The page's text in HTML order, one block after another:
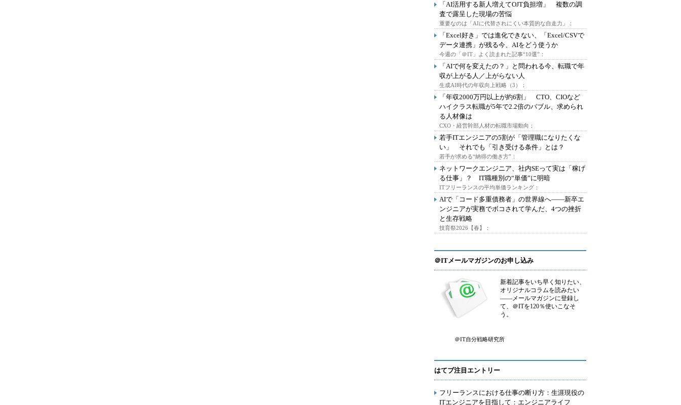
「AI活用する新人増えてOJT負担増」 複数の調
査で露呈した現場の苦悩
重要なのは「AIに代替されにくい本質的な自走力」：
「Excel好き」では進化できない、「Excel/CSVで
データ連携」が残る今、AIをどう使うか
今週の「＠IT」よく読まれた記事“10選”：
「AIで何を変えたの？」と問われる今、転職で年
収が上がる人／上がらない人
生成AI時代の年収向上戦略（3）：
「年収2000万円以上が約6割」 CTO、CIOなど
ハイクラス転職が5年で2.2倍のバブル、求められ
る人材像は
CXO・経営幹部人材の転職市場動向：
若手ITエンジニアの5割が「管理職になりたくな
い」 それでも「引き受ける条件」とは？
若手が求める“納得の働き方”：
ネットワークエンジニア、社内SEって実は「稼げ
る仕事」？ IT職種別の“単価”に明暗
ITフリーランスの平均単価ランキング：
AIで「コード多重債務者」の世界線へ――新卒エ
ンジニアが実務でボコされて学んだ、4つの挫折
と生存戦略
技育祭2026【春】：
＠ITメールマガジンのお申し込み
新着記事をいち早く知りたい、
オリジナルコラムを読みたい
――メールマガジンに登録し
て、＠ITを120％使いこなそ
う。
＠IT自分戦略研究所
はてブ注目エントリー
フリーランスにおける仕事の断り方：生涯現役の
ITエンジニアを目指して：エンジニアライフ